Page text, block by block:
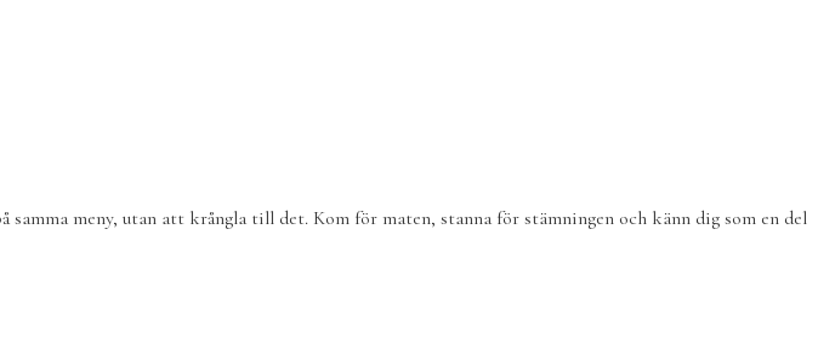
meny, utan att krångla till det. Kom för maten, stanna för stämningen och känn dig som en del